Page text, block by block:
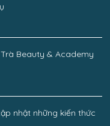
Beauty & Academy
nhật những kiến thức